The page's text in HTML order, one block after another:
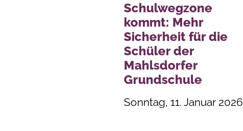
Schulwegzone
kommt: Mehr
Sicherheit für die
Schüler der
Mahlsdorfer
Grundschule
Sonntag, 11. Januar 2026